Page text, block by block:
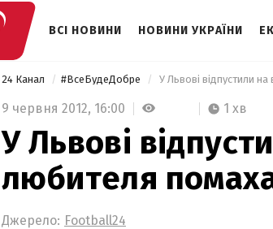
ВСІ НОВИНИ НОВИНИ УКРАЇНИ
24 Канал #ВсеБудеДобре У Львові відпустили
9 червня 2012, 16:00 1 хв
У Львові
любителя
Джерело: Football24